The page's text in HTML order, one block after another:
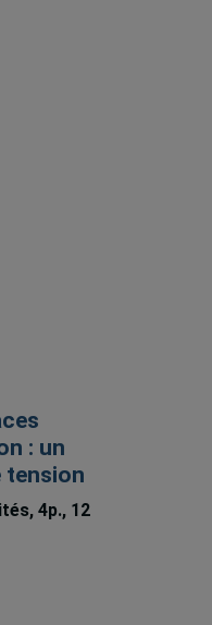
: un
tension
4p., 12